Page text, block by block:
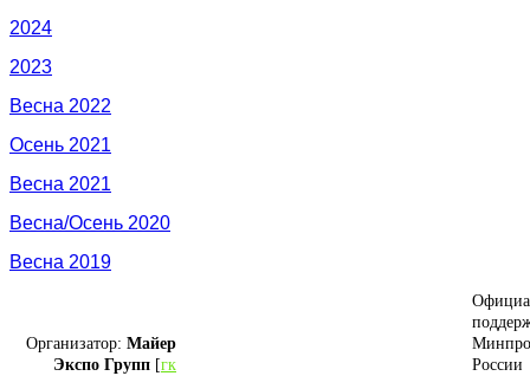
2024
2023
Весна 2022
Осень 2021
Весна 2021
Весна/Осень 2020
Весна 2019
Организатор: Майер
Экспо Групп [гк
России